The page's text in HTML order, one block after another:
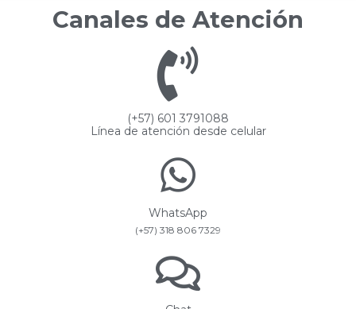
Canales de Atención
(+57) 601 3791088
Línea de atención desde celular
WhatsApp
(+57) 318 806 7329